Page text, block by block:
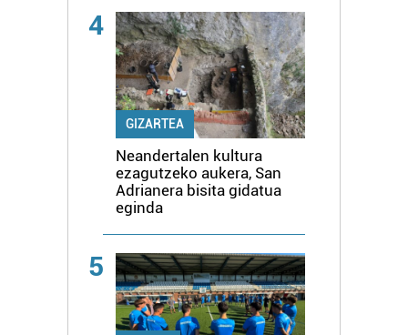
4
GIZARTEA
Neandertalen kultura
ezagutzeko aukera, San
Adrianera bisita gidatua
eginda
5